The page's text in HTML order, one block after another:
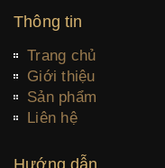
Thông tin
Trang chủ
Giới thiệu
Sản phẩm
Liên hệ
Hướng dẫn